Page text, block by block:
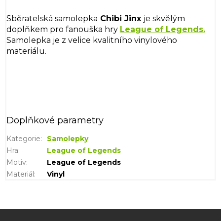
Sběratelská samolepka Chibi Jinx je skvělým
doplňkem pro fanouška hry League of Legends.
Samolepka je z velice kvalitního vinylového
materiálu.
Doplňkové parametry
Kategorie:
Samolepky
Hra:
League of Legends
Motiv:
League of Legends
Materiál: Vinyl